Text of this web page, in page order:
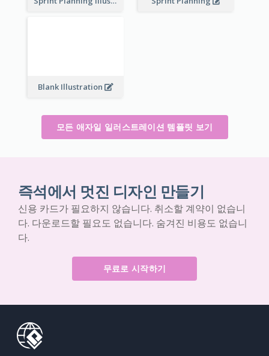
Blank Illustration
모든 애자일 일러스트레이션 템플릿 보기
즉석에서 멋진 디자인 만들기
신용 카드가 필요하지 않습니다. 취소할 계약이 없습니
다. 다운로드할 필요도 없습니다. 숨겨진 비용도 없습니
다.
무료로 시작하기